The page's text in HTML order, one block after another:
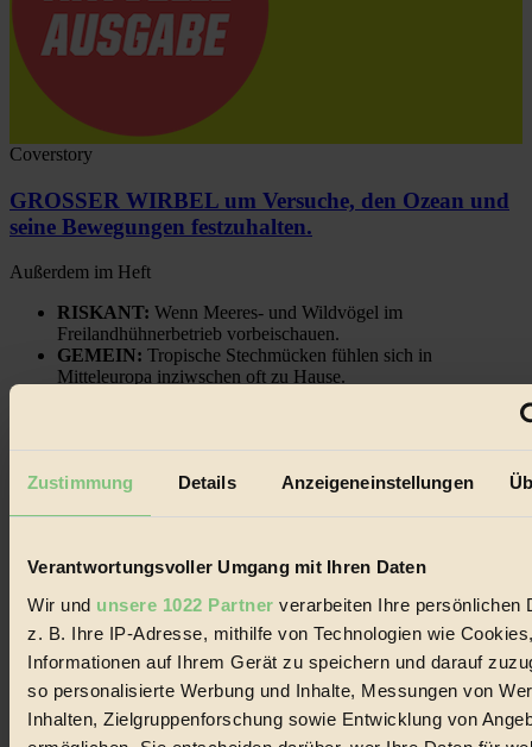
Zustimmung Details Anzeigeneinstellungen
Verantwortungsvoller Umgang mit Ihren Daten
Wir und unsere 1022 Partner verarbeiten Ihre persönlichen
z. B. Ihre IP-Adresse, mithilfe von Technologien wie
Informationen auf Ihrem Gerät zu speichern und darauf
so personalisierte Werbung und Inhalte, Messungen von
Inhalten, Zielgruppenforschung sowie Entwicklung von
Coverstory
GROSSER WIRBEL um Versuche, den Ozean und
seine Bewegungen festzuhalten.
Außerdem im Heft
RISKANT: Wenn Meeres- und Wildvögel im
Freilandhühnerbetrieb vorbeischauen.
GEMEIN: Tropische Stechmücken fühlen sich in
Mitteleuropa inziwschen oft zu Hause.
Der BIORAMA-Newsletter
Erhalte in regelmäßigen Abständen die aktuellsten Artikel,
Gewinnspiele & Ausgaben übersichtlich aufbereitet vom
BIORAMA-Magazin per E-Mail.
Jetzt eintragen: